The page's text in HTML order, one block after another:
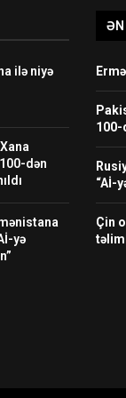
ilə niyə
dən
yə
ƏN
100-
“Aİ-
Çin